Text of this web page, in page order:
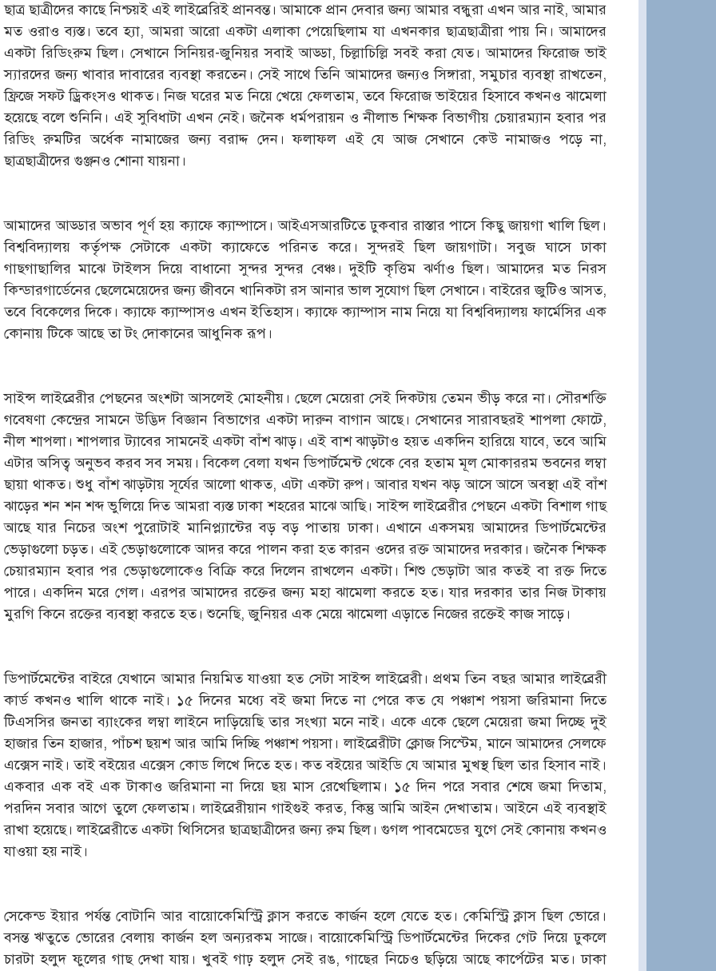
ছাত্র ছাত্রীদের কাছে নিশ্চয়ই এই লাইব্রেরিই প্রানবন্ত। আমাকে প্রান দেবার জন্য আমার বন্ধুরা এখন আর নাই, আমার
মত ওরাও ব্যস্ত। তবে হ্যা, আমরা আরো একটা এলাকা পেয়েছিলাম যা এখনকার ছাত্রছাত্রীরা পায় নি। আমাদের
একটা রিডিংরুম ছিল। সেখানে সিনিয়র-জুনিয়র সবাই আড্ডা, চিল্লাচিল্লি সবই করা যেত। আমাদের ফিরোজ ভাই
স্যারদের জন্য খাবার দাবারের ব্যবস্থা করতেন। সেই সাথে তিনি আমাদের জন্যও সিঙ্গারা, সমুচার ব্যবস্থা রাখতেন,
ফ্রিজে সফট ড্রিকংসও থাকত। নিজ ঘরের মত নিয়ে খেয়ে ফেলতাম, তবে ফিরোজ ভাইয়ের হিসাবে কখনও ঝামেলা
হয়েছে বলে শুনিনি। এই সুবিধাটা এখন নেই। জনৈক ধর্মপরায়ন ও নীলাভ শিক্ষক বিভাগীয় চেয়ারম্যান হবার পর
রিডিং রুমটির অর্ধেক নামাজের জন্য বরাদ্দ দেন। ফলাফল এই যে আজ সেখানে কেউ নামাজও পড়ে না,
ছাত্রছাত্রীদের গুঞ্জনও শোনা যায়না।
আমাদের আড্ডার অভাব পূর্ণ হয় ক্যাফে ক্যাম্পাসে। আইএসআরটিতে ঢুকবার রাস্তার পাসে কিছু জায়গা খালি ছিল।
বিশ্ববিদ্যালয় কর্তৃপক্ষ সেটাকে একটা ক্যাফেতে পরিনত করে। সুন্দরই ছিল জায়গাটা। সবুজ ঘাসে ঢাকা
গাছগাছালির মাঝে টাইলস দিয়ে বাধানো সুন্দর সুন্দর বেঞ্চ। দুইটি কৃত্তিম ঝর্ণাও ছিল। আমাদের মত নিরস
কিন্ডারগার্ডেনের ছেলেমেয়েদের জন্য জীবনে খানিকটা রস আনার ভাল সুযোগ ছিল সেখানে। বাইরের জুটিও আসত,
তবে বিকেলের দিকে। ক্যাফে ক্যাম্পাসও এখন ইতিহাস। ক্যাফে ক্যাম্পাস নাম নিয়ে যা বিশ্ববিদ্যালয় ফার্মেসির এক
কোনায় টিকে আছে তা টং দোকানের আধুনিক রূপ।
সাইন্স লাইব্রেরীর পেছনের অংশটা আসলেই মোহনীয়। ছেলে মেয়েরা সেই দিকটায় তেমন ভীড় করে না। সৌরশক্তি
গবেষণা কেন্দ্রের সামনে উদ্ভিদ বিজ্ঞান বিভাগের একটা দারুন বাগান আছে। সেখানের সারাবছরই শাপলা ফোটে,
নীল শাপলা। শাপলার ট্যাবের সামনেই একটা বাঁশ ঝাড়। এই বাশ ঝাড়টাও হয়ত একদিন হারিয়ে যাবে, তবে আমি
এটার অসিত্ব অনুভব করব সব সময়। বিকেল বেলা যখন ডিপার্টমেন্ট থেকে বের হতাম মূল মোকাররম ভবনের লম্বা
ছায়া থাকত। শুধু বাঁশ ঝাড়টায় সূর্যের আলো থাকত, এটা একটা রুপ। আবার যখন ঝড় আসে আসে অবস্থা এই বাঁশ
ঝাড়ের শন শন শব্দ ভুলিয়ে দিত আমরা ব্যস্ত ঢাকা শহরের মাঝে আছি। সাইন্স লাইব্রেরীর পেছনে একটা বিশাল গাছ
আছে যার নিচের অংশ পুরোটাই মানিপ্ল্যান্টের বড় বড় পাতায় ঢাকা। এখানে একসময় আমাদের ডিপার্টমেন্টের
ভেড়াগুলো চড়ত। এই ভেড়াগুলোকে আদর করে পালন করা হত কারন ওদের রক্ত আমাদের দরকার। জনৈক শিক্ষক
চেয়ারম্যান হবার পর ভেড়াগুলোকেও বিক্রি করে দিলেন রাখলেন একটা। শিশু ভেড়াটা আর কতই বা রক্ত দিতে
পারে। একদিন মরে গেল। এরপর আমাদের রক্তের জন্য মহা ঝামেলা করতে হত। যার দরকার তার নিজ টাকায়
মুরগি কিনে রক্তের ব্যবস্থা করতে হত। শুনেছি, জুনিয়র এক মেয়ে ঝামেলা এড়াতে নিজের রক্তেই কাজ সাড়ে।
ডিপার্টমেন্টের বাইরে যেখানে আমার নিয়মিত যাওয়া হত সেটা সাইন্স লাইব্রেরী। প্রথম তিন বছর আমার লাইব্রেরী
কার্ড কখনও খালি থাকে নাই। ১৫ দিনের মধ্যে বই জমা দিতে না পেরে কত যে পঞ্চাশ পয়সা জরিমানা দিতে
টিএসসির জনতা ব্যাংকের লম্বা লাইনে দাড়িয়েছি তার সংখ্যা মনে নাই। একে একে ছেলে মেয়েরা জমা দিচ্ছে দুই
হাজার তিন হাজার, পাঁচশ ছয়শ আর আমি দিচ্ছি পঞ্চাশ পয়সা। লাইব্রেরীটা ক্লোজ সিস্টেম, মানে আমাদের সেলফে
এক্সেস নাই। তাই বইয়ের এক্সেস কোড লিখে দিতে হত। কত বইয়ের আইডি যে আমার মুখস্থ ছিল তার হিসাব নাই।
একবার এক বই এক টাকাও জরিমানা না দিয়ে ছয় মাস রেখেছিলাম। ১৫ দিন পরে সবার শেষে জমা দিতাম,
পরদিন সবার আগে তুলে ফেলতাম। লাইব্রেরীয়ান গাইগুই করত, কিন্তু আমি আইন দেখাতাম। আইনে এই ব্যবস্থাই
রাখা হয়েছে। লাইব্রেরীতে একটা থিসিসের ছাত্রছাত্রীদের জন্য রুম ছিল। গুগল পাবমেডের যুগে সেই কোনায় কখনও
যাওয়া হয় নাই।
সেকেন্ড ইয়ার পর্যন্ত বোটানি আর বায়োকেমিস্ট্রি ক্লাস করতে কার্জন হলে যেতে হত। কেমিস্ট্রি ক্লাস ছিল ভোরে।
বসন্ত ঋতুতে ভোরের বেলায় কার্জন হল অন্যরকম সাজে। বায়োকেমিস্ট্রি ডিপার্টমেন্টের দিকের গেট দিয়ে ঢুকলে
চারটা হলুদ ফুলের গাছ দেখা যায়। খুবই গাঢ় হলুদ সেই রঙ, গাছের নিচেও ছড়িয়ে আছে কার্পেটের মত। ঢাকা